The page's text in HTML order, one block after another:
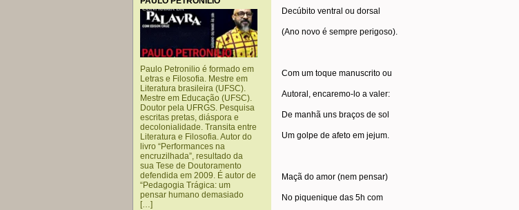
Paulo Petronilio é formado em
Letras e Filosofia. Mestre em
Literatura brasileira (UFSC).
Mestre em Educação (UFSC).
Doutor pela UFRGS. Pesquisa
escritas pretas, diáspora e
decolonialidade. Transita entre
Literatura e Filosofia. Autor do
livro “Performances na
encruzilhada”, resultado da
sua Tese de Doutoramento
defendida em 2009. É autor de
“Pedagogia Trágica: um
pensar humano demasiado
[…]
Decúbito ventral ou dorsal
(Ano novo é sempre perigoso).
Com um toque manuscrito ou
Autoral, encaremo-lo a valer:
De manhã uns braços de sol
Um golpe de afeto em jejum.
Maçã do amor (nem pensar)
No piquenique das 5h com